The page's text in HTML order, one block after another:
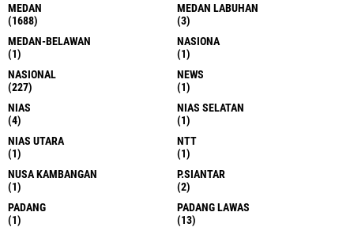
MEDAN
(1688)
MEDAN LABUHAN
(3)
MEDAN-BELAWAN
(1)
NASIONA
(1)
NASIONAL
(227)
NEWS
(1)
NIAS
(4)
NIAS SELATAN
(1)
NIAS UTARA
(1)
NTT
(1)
NUSA KAMBANGAN
(1)
P.SIANTAR
(2)
PADANG
(1)
PADANG LAWAS
(13)